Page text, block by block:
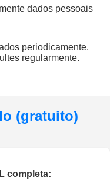
dados pessoais
periodicamente.
regularmente.
(gratuito)
completa: